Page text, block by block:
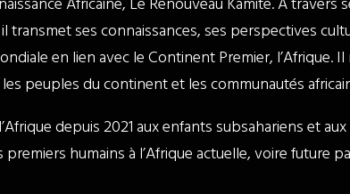
transmet ses connaissances, ses perspectives
en lien avec le Continent Premier, l’Afrique.
peuples du continent et les communautés
depuis 2021 aux enfants subsahariens et
humains à l’Afrique actuelle, voire future